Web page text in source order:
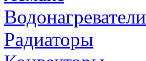
Водонагреватели
Радиаторы